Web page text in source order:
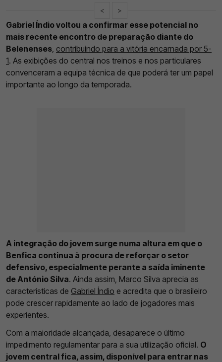
< >
Gabriel Índio voltou a confirmar esse potencial no
mais recente encontro de preparação diante do
Belenenses contribuindo para a vitória encarnada por 5-
1. As exibições do central nos treinos e nos particulares
convenceram a equipa técnica de que poderá ter um papel
importante ao longo da temporada.
A integração do jovem surge numa altura em que o
Benfica continua à procura de reforçar o setor
defensivo, especialmente perante a saída iminente
de António Silva. Ainda assim, Marco Silva aprecia as
características de Gabriel Índio e acredita que o brasileiro
pode crescer rapidamente ao lado de jogadores mais
experientes.
Com a maioridade alcançada, desaparece o último
impedimento regulamentar para a sua utilização oficial. O
jovem central fica, assim, disponível para entrar nas